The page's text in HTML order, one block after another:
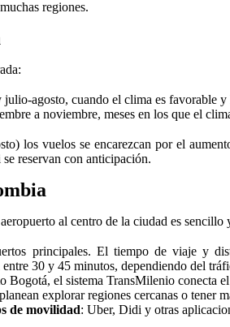
regiones.
agosto, cuando el clima es favorable
a noviembre, meses en los que el
los vuelos se encarezcan por el
reservan con anticipación.
al centro de la ciudad es sencillo
principales. El tiempo de viaje y
30 y 45 minutos, dependiendo del
Bogotá, el sistema TransMilenio conecta
explorar regiones cercanas o tener
de movilidad: Uber, Didi y otras